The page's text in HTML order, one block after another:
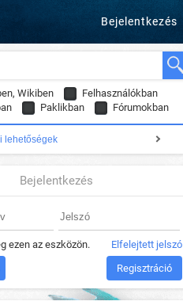
Bejelentkezés
Wikiben
Felhasználókban
Paklikban Fórumokban
lehetőségek
Bejelentkezés
ezen az eszközön. Elfelejtett jelszó
Regisztráció